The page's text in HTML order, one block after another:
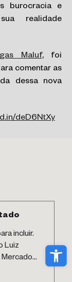
burocracia e
realidade
Maluf, foi
comentar as
dessa nova
deD6NtXy
incluir.
Luiz